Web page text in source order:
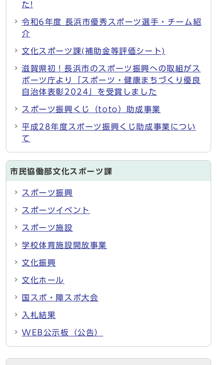
た!
令和6年度 長浜市優秀スポーツ選手・チーム紹
介
文化スポーツ課(補助金等評価シート)
滋賀県初！長浜市のスポーツ振興への取組がス
ポーツ庁より「スポーツ・健康まちづくり優良
自治体表彰2024」を受賞しました
スポーツ振興くじ（toto）助成事業
平成28年度スポーツ振興くじ助成事業につい
て
市民協働部文化スポーツ課
スポーツ振興
スポーツイベント
スポーツ施設
学校体育施設開放事業
文化振興
文化ホール
国スポ・障スポ大会
入札結果
WEB公示板（公告）